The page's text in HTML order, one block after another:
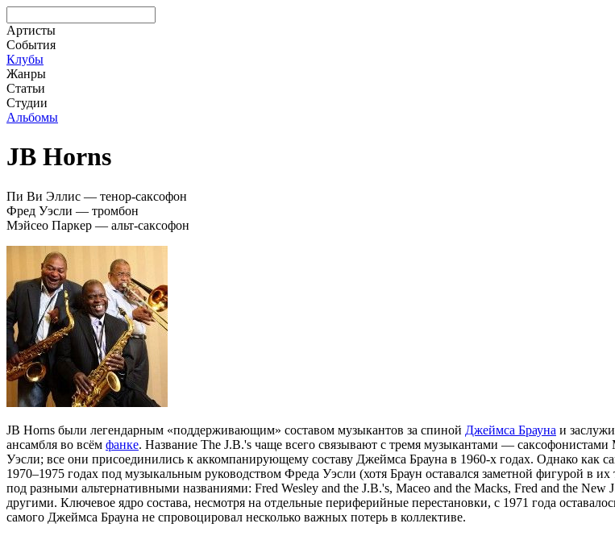
Артисты
События
Клубы
Жанры
Статьи
Студии
Альбомы
JB Horns
Пи Ви Эллис — тенор-саксофон
Фред Уэсли — тромбон
Мэйсео Паркер — альт-саксофон
JB Horns были легендарным «поддерживающим» составом музыкантов за спиной Джеймса Брауна и
ансамбля во всём фанке. Название The J.B.'s чаще всего связывают с тремя музыкантами —
Уэсли; все они присоединились к аккомпанирующему составу Джеймса Брауна в 1960-х годах. Однако как
1970–1975 годах под музыкальным руководством Фреда Уэсли (хотя Браун оставался заметной фигурой в
под разными альтернативными названиями: Fred Wesley and the J.B.'s, Maceo and the Macks, Fred and the
другими. Ключевое ядро состава, несмотря на отдельные периферийные перестановки, с 1971 года
самого Джеймса Брауна не спровоцировал несколько важных потерь в коллективе.